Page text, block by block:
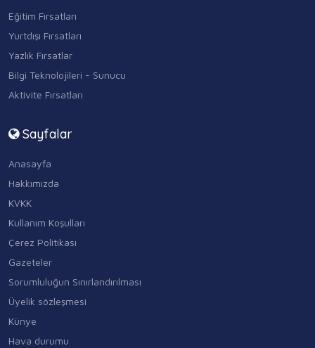
Eğitim Fırsatları
Yurtdışı Fırsatları
Yazlık Fırsatlar
Bilgi Teknolojileri - Sunucu
Aktivite Fırsatları
Sayfalar
Anasayfa
Hakkımızda
KVKK
Kullanım Koşulları
Çerez Politikası
Gazeteler
Sorumluluğun Sınırlandırılması
Üyelik sözleşmesi
Künye
Hava durumu